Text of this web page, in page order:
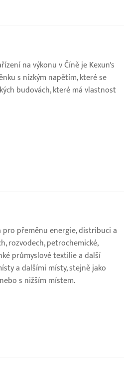
na výkonu v Číně je Kexun's
s nízkým napětím, které se
budovách, které má vlastnost
přeměnu energie, distribuci a
rozvodech, petrochemické,
průmyslové textilie a další
a dalšími místy, stejně jako
s nižším místem.